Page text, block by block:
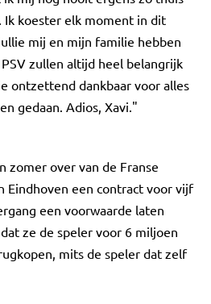
koester elk moment in dit
mij en mijn familie hebben
zullen altijd heel belangrijk
ontzettend dankbaar voor alles
gedaan. Adios, Xavi."
zomer over van de Franse
Eindhoven een contract voor vijf
een voorwaarde laten
ze de speler voor 6 miljoen
mits de speler dat zelf